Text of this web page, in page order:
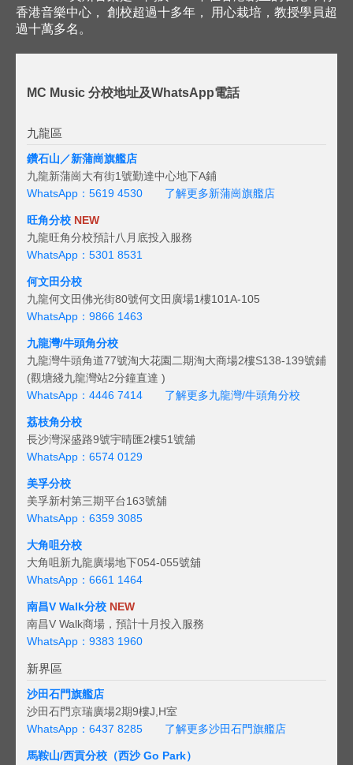
香港音樂中心， 創校超過十多年， 用心栽培，教授學員超
過十萬多名。
MC Music 分校地址及WhatsApp電話
九龍區
鑽石山／新蒲崗旗艦店
九龍新蒲崗大有街1號勤達中心地下A鋪
WhatsApp：5619 4530
了解更多新蒲崗旗艦店
旺角分校 NEW
九龍旺角分校預計八月底投入服務
WhatsApp：5301 8531
何文田分校
九龍何文田佛光街80號何文田廣場1樓101A-105
WhatsApp：9866 1463
九龍灣/牛頭角分校
九龍灣牛頭角道77號淘大花園二期淘大商場2樓S138-139號鋪
(觀塘綫九龍灣站2分鐘直達 )
WhatsApp：4446 7414
了解更多九龍灣/牛頭角分校
荔枝角分校
長沙灣深盛路9號宇晴匯2樓51號舖
WhatsApp：6574 0129
美孚分校
美孚新村第三期平台163號舖
WhatsApp：6359 3085
大角咀分校
大角咀新九龍廣場地下054-055號舖
WhatsApp：6661 1464
南昌V Walk分校 NEW
南昌V Walk商場，預計十月投入服務
WhatsApp：9383 1960
新界區
沙田石門旗艦店
沙田石門京瑞廣場2期9樓J,H室
WhatsApp：6437 8285
了解更多沙田石門旗艦店
馬鞍山/西貢分校（西沙 Go Park）